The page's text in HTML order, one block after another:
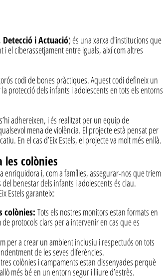
Detecció i Actuació) és una xarxa d'institucions que
el ciberassetjament entre iguals, així com altres
codi de bones pràctiques. Aquest codi defineix un
protecció dels infants i adolescents en tots els entorns
adhereixen, i és realitzat per un equip de
mena de violència. El projecte està pensat per
En el cas d’Eix Estels, el projecte va molt més enllà.
les colònies
enriquidora i, com a famílies, assegurar-nos que triem
benestar dels infants i adolescents és clau.
Estels garanteix:
colònies: Tots els nostres monitors estan formats en
protocols clars per a intervenir en cas que es
per a crear un ambient inclusiu i respectuós on tots
de les seves diferències.
colònies i campaments estan dissenyades perquè
més bé en un entorn segur i lliure d’estrès.